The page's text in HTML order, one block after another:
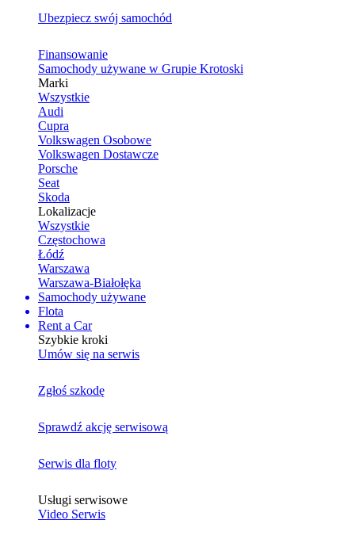
Ubezpiecz swój samochód
Finansowanie
Samochody używane w Grupie Krotoski
Marki
Wszystkie
Audi
Cupra
Volkswagen Osobowe
Volkswagen Dostawcze
Porsche
Seat
Skoda
Lokalizacje
Wszystkie
Częstochowa
Łódź
Warszawa
Warszawa-Białołęka
Samochody używane
Flota
Rent a Car
Szybkie kroki
Umów się na serwis
Zgłoś szkodę
Sprawdź akcję serwisową
Serwis dla floty
Usługi serwisowe
Video Serwis